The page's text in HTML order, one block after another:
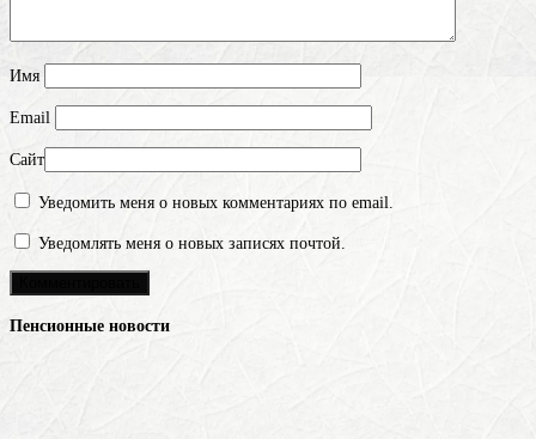
Имя
Email
Сайт
Уведомить меня о новых комментариях по email.
Уведомлять меня о новых записях почтой.
Пенсионные новости